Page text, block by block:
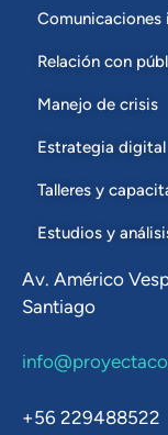
Comunicaciones
Relación con
Manejo de crisis
Estrategia digital
Talleres y
Estudios y
Av. Américo
Santiago
+56 229488522